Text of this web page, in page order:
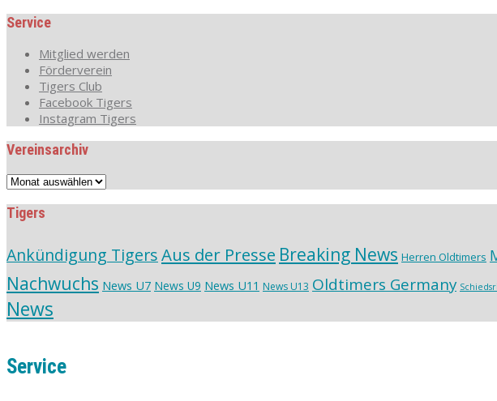
Service
Mitglied werden
Förderverein
Tigers Club
Facebook Tigers
Instagram Tigers
Vereinsarchiv
Vereinsarchiv
Tigers
Ankündigung TigersAus der Presse Breaking News Herren Oldtimers
Nachwuchs News U7 News U9 News U11 News U13 Oldtimers Germany
News
Service